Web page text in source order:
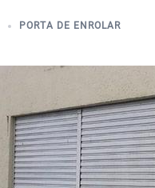
PORTA DE ENROLAR